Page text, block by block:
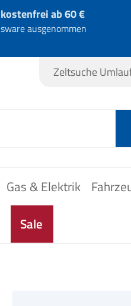
ab 60 €
ausgenommen
Zeltsuche
Gas & Elektrik
Sale